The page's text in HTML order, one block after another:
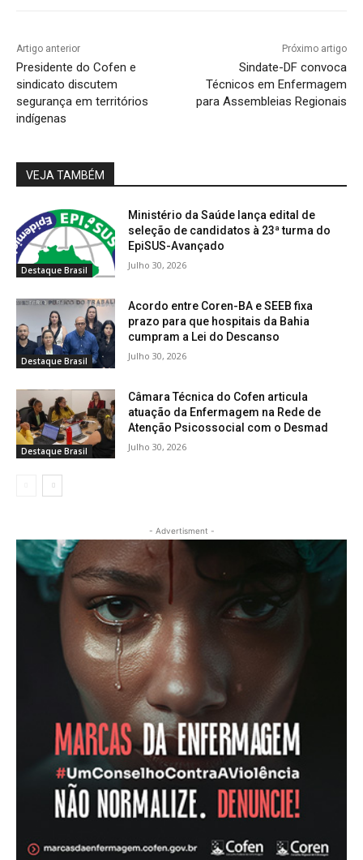
Artigo anterior
Presidente do Cofen e
sindicato discutem
segurança em territórios
indígenas
Próximo artigo
Sindate-DF convoca
Técnicos em Enfermagem
para Assembleias Regionais
VEJA TAMBÉM
Destaque Brasil
Ministério da Saúde lança edital de
seleção de candidatos à 23ª turma do
EpiSUS-Avançado
Julho 30, 2026
Destaque Brasil
Acordo entre Coren-BA e SEEB fixa
prazo para que hospitais da Bahia
cumpram a Lei do Descanso
Julho 30, 2026
Destaque Brasil
Câmara Técnica do Cofen articula
atuação da Enfermagem na Rede de
Atenção Psicossocial com o Desmad
Julho 30, 2026
- Advertisment -